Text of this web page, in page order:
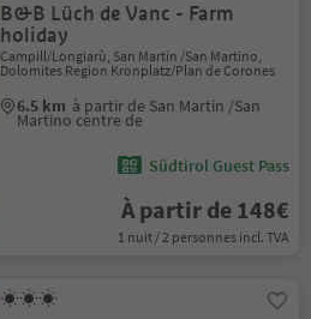
B&B Lüch de Vanc - Farm
holiday
Campill/Longiarù, San Martin /San Martino,
Dolomites Region Kronplatz/Plan de Corones
6.5 km à partir de San Martin /San
Martino centre de
Südtirol Guest Pass
À partir de 148€
1 nuit / 2 personnes incl. TVA